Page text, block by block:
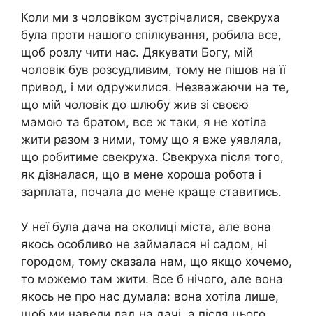
Коли ми з чоловіком зустрічалися, свекруха
була проти нашого спілкування, робила все,
щоб розлу чити нас. Дякувати Богу, мій
чоловік був розсудливим, тому не пішов на її
привод, і ми одружилися. Незважаючи на те,
що мій чоловік до шлюбу жив зі своєю
мамою та братом, все ж таки, я не хотіла
жити разом з ними, тому що я вже уявляла,
що робитиме свекруха. Свекруха після того,
як дізналася, що в мене хороша робота і
зарплата, почала до мене краще ставитись.
У неї була дача на околиці міста, але вона
якось особливо не займалася ні садом, ні
городом, тому сказала нам, що якщо хочемо,
то можемо там жити. Все б нічого, але вона
якось не про нас думала: вона хотіла лише,